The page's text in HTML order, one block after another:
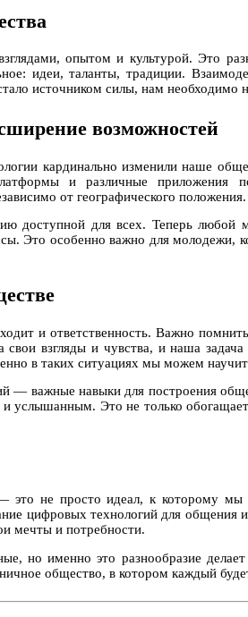
опытом и культурой. Это
идеи, таланты, традиции.
источником силы, нам необходимо
возможностей
кардинально изменили наше
и различные
от географического положения.
доступной для всех. Теперь любой
Это особенно важно для молодежи,
и ответственность. Важно
взгляды и чувства, и наша
в таких ситуациях мы можем
— важные навыки для построения
услышанным. Это не только
это не просто идеал, к которому
цифровых технологий для
мечты и потребности.
но именно это разнообразие
общество, в котором каждый